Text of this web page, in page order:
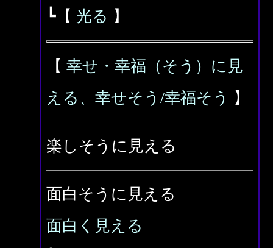
┗【 光る 】
【 幸せ・幸福（そう）に見
える、幸せそう/幸福そう
】
楽しそうに見える
面白そうに見える
面白く見える